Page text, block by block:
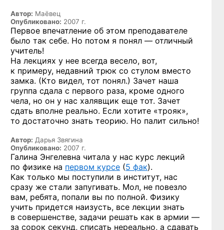
Автор: Маёвец
Опубликовано: 2007 г.
Первое впечатление об этом преподавателе
было так себе. Но потом я понял — отличный
учитель!
На лекциях у нее всегда весело, вот,
к примеру, недавний трюк со стулом вместо
замка. (Кто видел, тот понял.) Зачет наша
группа сдала с первого раза, кроме одного
чела, но он у нас халявщик еще тот. Зачет
сдать вполне реально. Если хотите «трояк»,
то достаточно знать теорию. Но палит сильно!
Автор: Дарья Звягина
Опубликовано: 2007 г.
Галина Энгелевна читала у нас курс лекций
по физике на первом курсе (5 фак).
Как только мы поступили в институт, нас
сразу же стали запугивать. Мол, не повезло
вам, ребята, попали вы по полной. Физику
учить придется наизусть, все лекции знать
в совершенстве, задачи решать как в армии —
за сорок секунд, списать нереально, а сдавать